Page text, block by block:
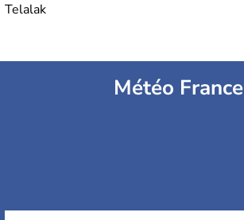
Telalak
Météo France